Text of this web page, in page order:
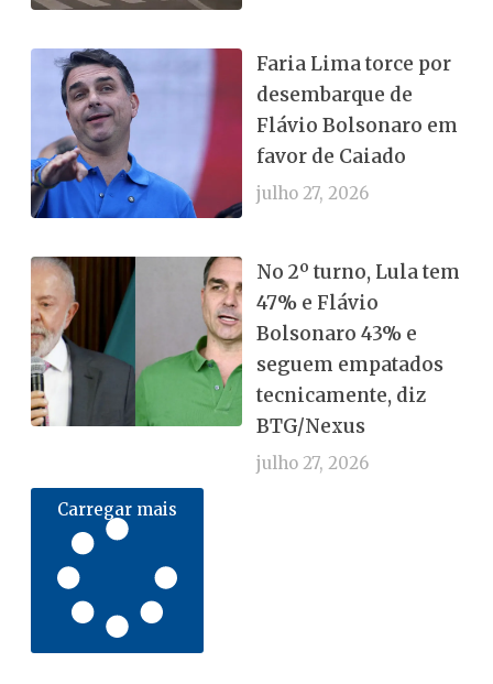
Faria Lima torce por
desembarque de
Flávio Bolsonaro em
favor de Caiado
julho 27, 2026
No 2º turno, Lula tem
47% e Flávio
Bolsonaro 43% e
seguem empatados
tecnicamente, diz
BTG/Nexus
julho 27, 2026
Carregar mais